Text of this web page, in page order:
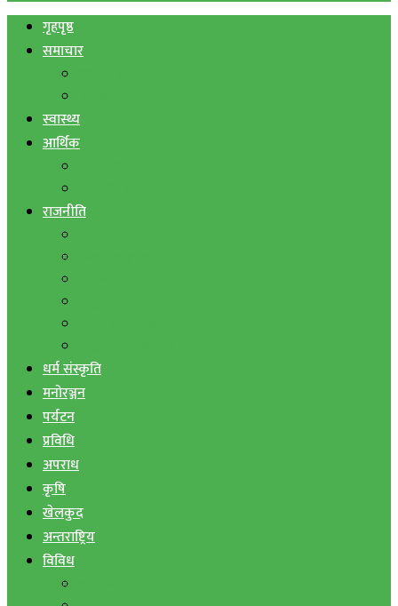
गृहपृष्ठ
समाचार
स्वास्थ्य
आर्थिक
राजनीति
धर्म संस्कृति
मनोरञ्जन
पर्यटन
प्रविधि
अपराध
कृषि
खेलकुद
अन्तराष्ट्रिय
विविध